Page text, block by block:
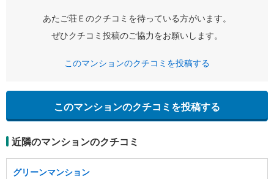
あたご荘Ｅのクチコミを待っている方がいます。
ぜひクチコミ投稿のご協力をお願いします。
このマンションのクチコミを投稿する
このマンションのクチコミを投稿する
近隣のマンションのクチコミ
グリーンマンション